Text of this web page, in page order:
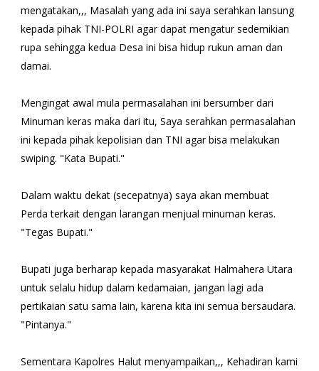
mengatakan,,, Masalah yang ada ini saya serahkan lansung
kepada pihak TNI-POLRI agar dapat mengatur sedemikian
rupa sehingga kedua Desa ini bisa hidup rukun aman dan
damai.
Mengingat awal mula permasalahan ini bersumber dari
Minuman keras maka dari itu, Saya serahkan permasalahan
ini kepada pihak kepolisian dan TNI agar bisa melakukan
swiping. "Kata Bupati."
Dalam waktu dekat (secepatnya) saya akan membuat
Perda terkait dengan larangan menjual minuman keras.
"Tegas Bupati."
Bupati juga berharap kepada masyarakat Halmahera Utara
untuk selalu hidup dalam kedamaian, jangan lagi ada
pertikaian satu sama lain, karena kita ini semua bersaudara.
"Pintanya."
Sementara Kapolres Halut menyampaikan,,, Kehadiran kami